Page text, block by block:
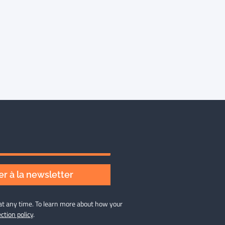
à la newsletter
any time. To learn more about how your
policy.